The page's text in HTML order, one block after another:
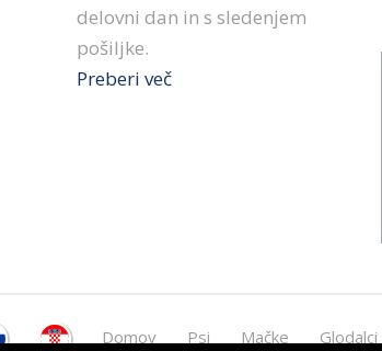
delovni dan in s sledenjem
pošiljke.
Preberi več
Domov Psi Mačke Glodalci